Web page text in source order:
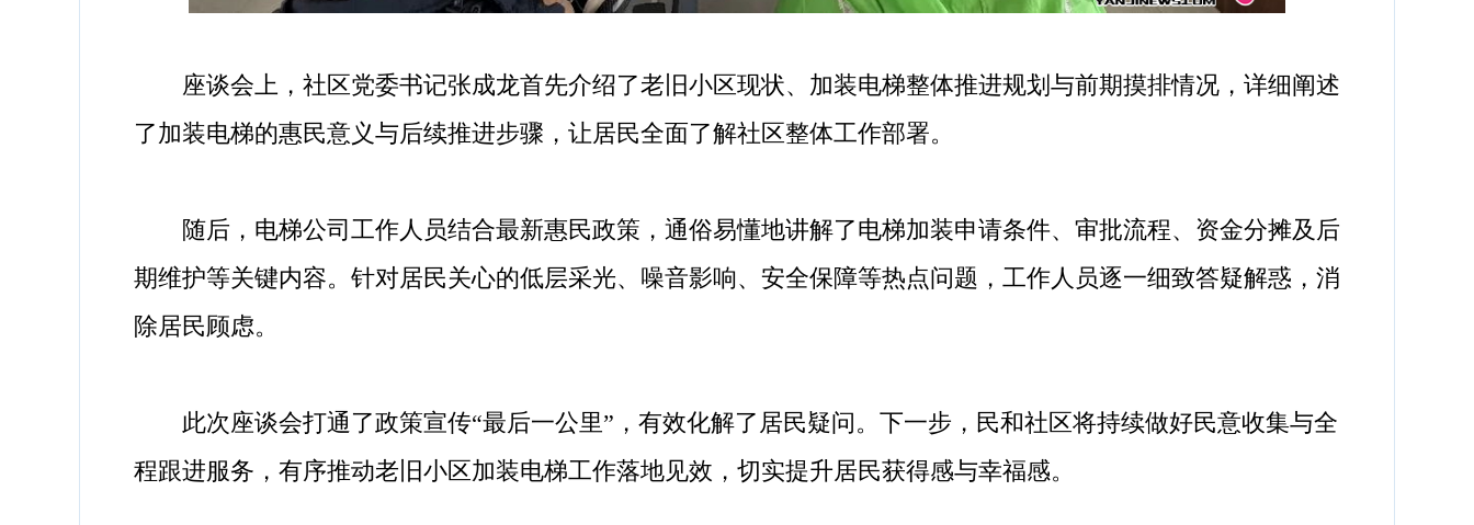
座谈会上，社区党委书记张成龙首先介绍了老旧小区现状、加装电梯整体推进规划与前期摸排情况，详细阐述
了加装电梯的惠民意义与后续推进步骤，让居民全面了解社区整体工作部署。
随后，电梯公司工作人员结合最新惠民政策，通俗易懂地讲解了电梯加装申请条件、审批流程、资金分摊及后
期维护等关键内容。针对居民关心的低层采光、噪音影响、安全保障等热点问题，工作人员逐一细致答疑解惑，消
除居民顾虑。
此次座谈会打通了政策宣传“最后一公里”，有效化解了居民疑问。下一步，民和社区将持续做好民意收集与全
程跟进服务，有序推动老旧小区加装电梯工作落地见效，切实提升居民获得感与幸福感。